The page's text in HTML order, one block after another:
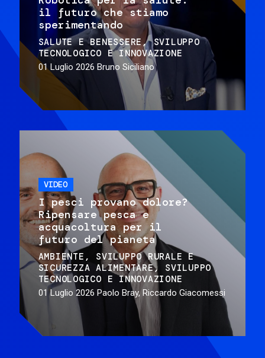
il futuro che stiamo
sperimentando
SALUTE E BENESSERE
SVILUPPO
TECNOLOGICO E INNOVAZIONE
01 Luglio 2026 Bruno Siciliano
VIDEO
I pesci provano dolore?
Ripensare pesca e
acquacoltura per il
futuro del pianeta
AMBIENTE
SVILUPPO RURALE E
SICUREZZA ALIMENTARE
SVILUPPO
TECNOLOGICO E INNOVAZIONE
01 Luglio 2026 Paolo Bray, Riccardo Giacomessi